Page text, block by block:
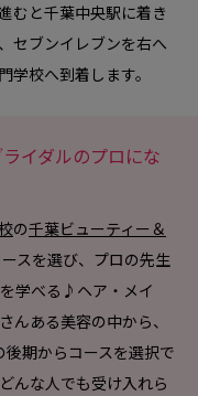
むと千葉中央駅に着き
セブンイレブンを右へ
校へ到着します。
イダルのプロにな
の千葉ビューティー＆
スを選び、プロの先生
学べる♪ヘア・メイ
んある美容の中から、
期からコースを選択で
んな人でも受け入れら